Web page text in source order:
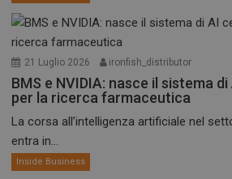
21 Luglio 2026 ironfish_distributor
BMS e NVIDIA: nasce il sistema
per la ricerca farmaceutica
La corsa all’intelligenza artificiale nel
entra in...
Inside Business